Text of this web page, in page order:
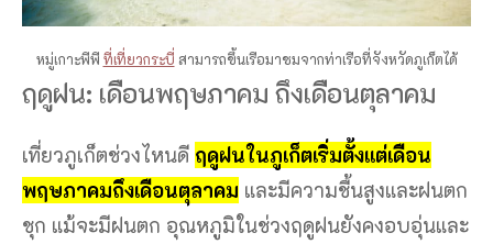
หมู่เกาะพีพี ที่เที่ยวกระบี่ สามารถขึ้นเรือมาชมจากท่าเรือที่จังหวัดภูเก็ตได้
ฤดูฝน: เดือนพฤษภาคม ถึงเดือนตุลาคม
เที่ยวภูเก็ตช่วงไหนดี ฤดูฝนในภูเก็ตเริ่มตั้งแต่เดือน
พฤษภาคมถึงเดือนตุลาคม และมีความชื้นสูงและฝนตก
ชุก แม้จะมีฝนตก อุณหภูมิในช่วงฤดูฝนยังคงอบอุ่นและ